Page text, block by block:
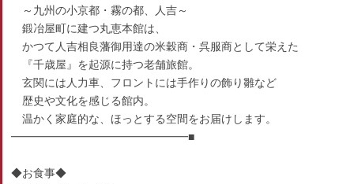
～九州の小京都・霧の都、人吉～
鍛冶屋町に建つ丸恵本館は、
かつて人吉相良藩御用達の米穀商・呉服商として栄えた
『千歳屋』を起源に持つ老舗旅館。
玄関には人力車、フロントには手作りの飾り雛など
歴史や文化を感じる館内。
温かく家庭的な、ほっとする空間をお届けします。
━━━━━━━━━━━━━━━━■
◆お食事◆